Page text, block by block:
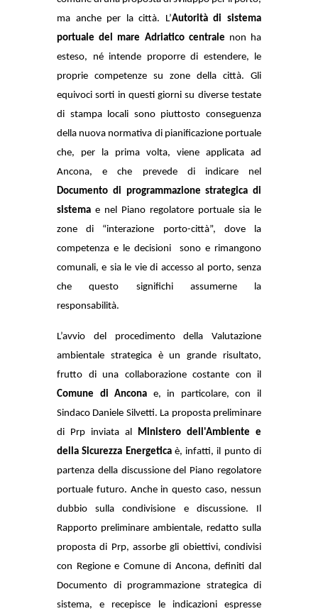
ma anche per la città. L’Autorità di sistema
portuale del mare Adriatico centrale non ha
esteso, né intende proporre di estendere, le
proprie competenze su zone della città. Gli
equivoci sorti in questi giorni su diverse testate
di stampa locali sono piuttosto conseguenza
della nuova normativa di pianificazione portuale
che, per la prima volta, viene applicata ad
Ancona, e che prevede di indicare nel
Documento di programmazione strategica di
sistema e nel Piano regolatore portuale sia le
zone di “interazione porto-città”, dove la
competenza e le decisioni
sono e rimangono
comunali, e sia le vie di accesso al porto, senza
che questo significhi assumerne la
responsabilità.
L’avvio del procedimento della Valutazione
ambientale strategica è un grande risultato,
frutto di una collaborazione costante con il
Comune di Ancona e, in particolare, con il
Sindaco Daniele Silvetti. La proposta preliminare
di Prp inviata al Ministero dell'Ambiente e
della Sicurezza Energeticaè, infatti, il punto di
partenza della discussione del Piano regolatore
portuale futuro. Anche in questo caso, nessun
dubbio sulla condivisione e discussione. Il
Rapporto preliminare ambientale, redatto sulla
proposta di Prp, assorbe gli obiettivi, condivisi
con Regione e Comune di Ancona, definiti dal
Documento di programmazione strategica di
sistema, e recepisce le indicazioni espresse